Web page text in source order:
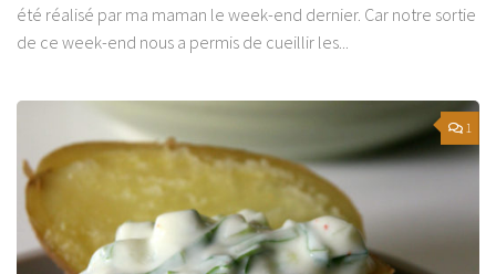
été réalisé par ma maman le week-end dernier. Car notre sortie
de ce week-end nous a permis de cueillir les...
1